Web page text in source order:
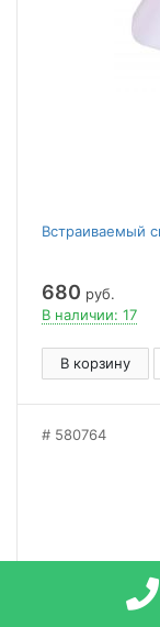
Встраиваемый
680 руб.
В наличии: 17
В корзину
580764